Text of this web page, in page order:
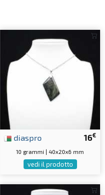
16€
diaspro
10 grammi | 40x20x6 mm
vedi il prodotto